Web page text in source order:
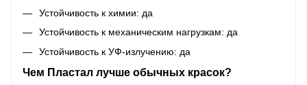
Устойчивость к химии: да
Устойчивость к механическим нагрузкам: да
Устойчивость к УФ-излучению: да
Чем Пластал лучше обычных красок?